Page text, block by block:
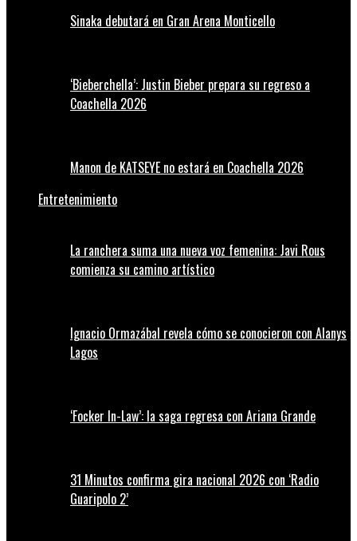
Sinaka debutará en Gran Arena Monticello
‘Bieberchella’: Justin Bieber prepara su regreso a
Coachella 2026
Manon de KATSEYE no estará en Coachella 2026
Entretenimiento
La ranchera suma una nueva voz femenina: Javi Rous
comienza su camino artístico
Ignacio Ormazábal revela cómo se conocieron con Alanys
Lagos
‘Focker In-Law’: la saga regresa con Ariana Grande
31 Minutos confirma gira nacional 2026 con ‘Radio
Guaripolo 2’